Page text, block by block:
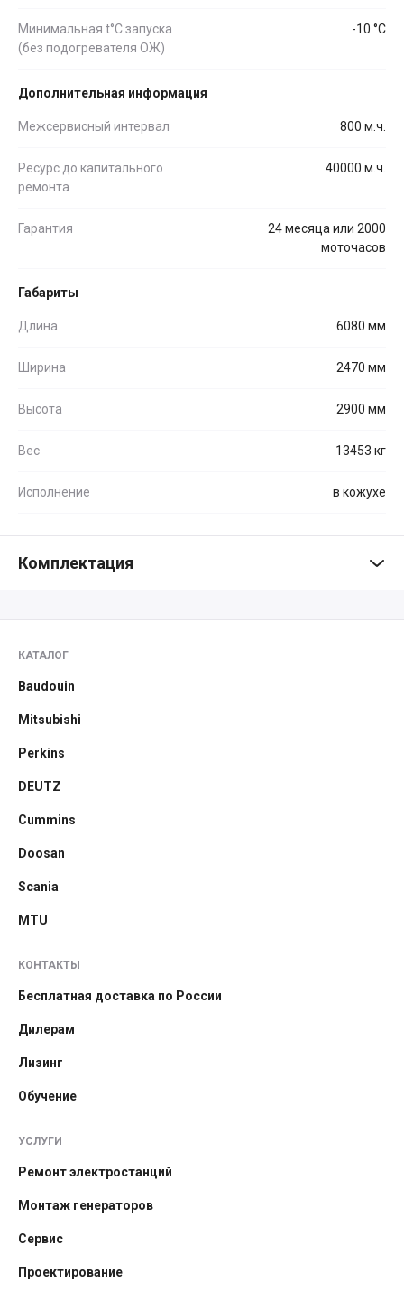
Минимальная t°С запуска
(без подогревателя ОЖ)
-10 °С
Дополнительная информация
Межсервисный интервал 800 м.ч.
Ресурс до капитального
ремонта
40000 м.ч.
Гарантия
24 месяца или 2000
моточасов
Габариты
Длина 6080 мм
Ширина 2470 мм
Высота 2900 мм
Вес 13453 кг
Исполнение в кожухе
Комплектация
КАТАЛОГ
Baudouin
Mitsubishi
Perkins
DEUTZ
Cummins
Doosan
Scania
MTU
КОНТАКТЫ
Бесплатная доставка по России
Дилерам
Лизинг
Обучение
УСЛУГИ
Ремонт электростанций
Монтаж генераторов
Сервис
Проектирование